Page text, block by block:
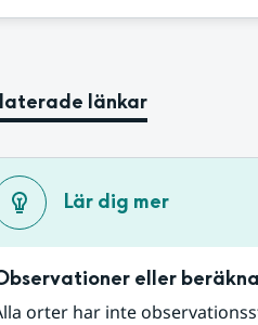
länkar
Lär dig mer
eller
orter har inte